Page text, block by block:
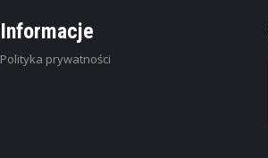
FINANSE OSOBISTE
Konto osobiste T-Mobile Usługi
Informacje
Polityka prywatności